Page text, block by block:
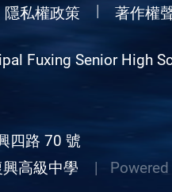
隱私權政策 著作權
Fuxing Senior High
四路 70 號
高級中學 | Powered